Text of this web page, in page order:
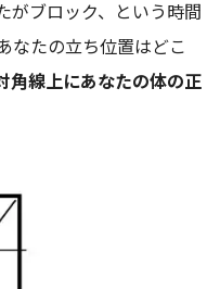
がブロック、という時間
なたの立ち位置はどこ
角線上にあなたの体の正